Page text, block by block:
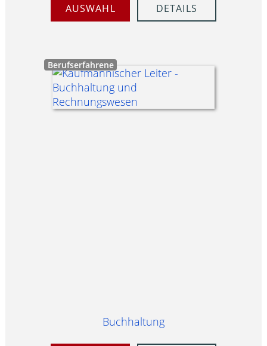
AUSWAHL DETAILS
Berufserfahrene
Buchhaltung